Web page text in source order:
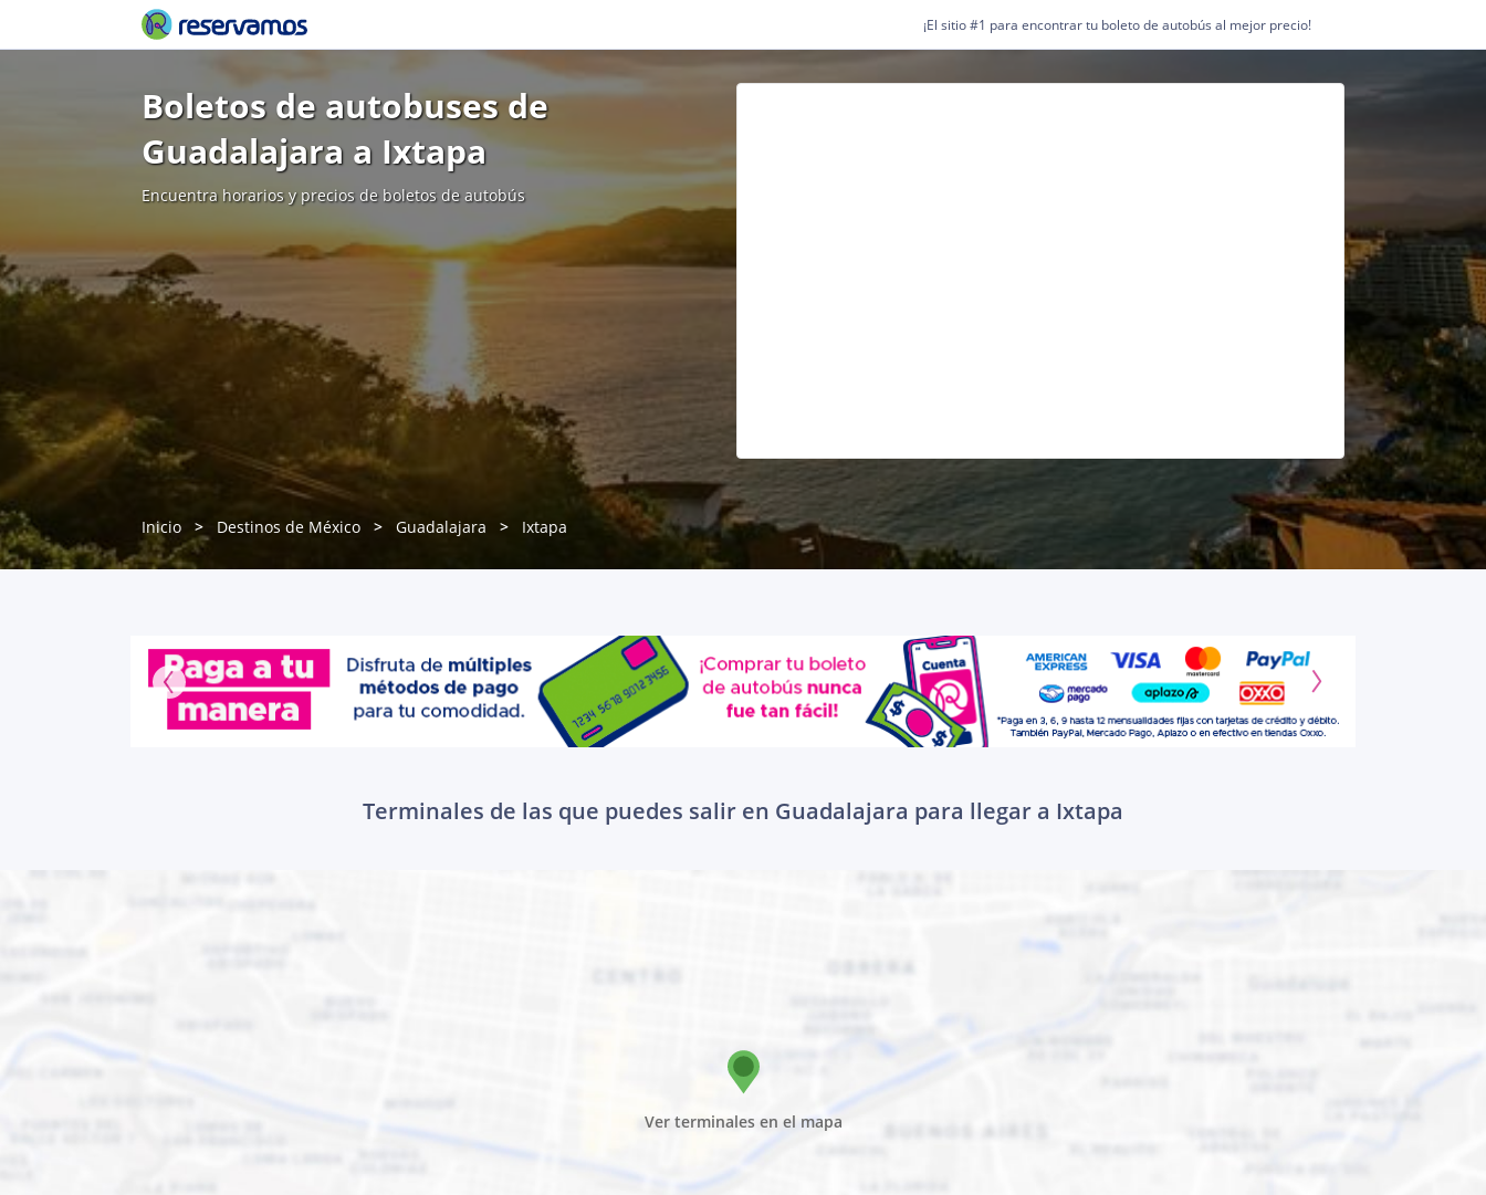
¡El sitio #1 para encontrar tu boleto de autobús al mejor precio!
Boletos de autobuses de
Guadalajara a Ixtapa
Encuentra horarios y precios de boletos de autobús
Inicio Destinos de México Guadalajara Ixtapa
Terminales de las que puedes salir en Guadalajara para llegar a Ixtapa
Ver terminales en el mapa